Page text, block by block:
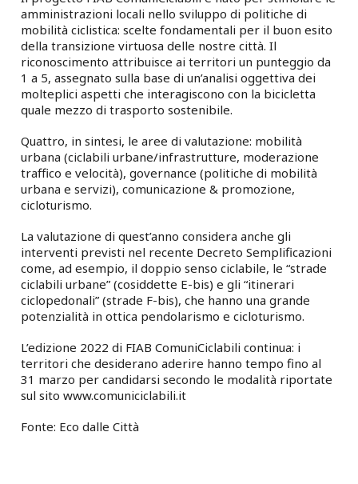
amministrazioni locali nello sviluppo di politiche di
mobilità ciclistica: scelte fondamentali per il buon esito
della transizione virtuosa delle nostre città. Il
riconoscimento attribuisce ai territori un punteggio da
1 a 5, assegnato sulla base di un’analisi oggettiva dei
molteplici aspetti che interagiscono con la bicicletta
quale mezzo di trasporto sostenibile.
Quattro, in sintesi, le aree di valutazione: mobilità
urbana (ciclabili urbane/infrastrutture, moderazione
traffico e velocità), governance (politiche di mobilità
urbana e servizi), comunicazione & promozione,
cicloturismo.
La valutazione di quest’anno considera anche gli
interventi previsti nel recente Decreto Semplificazioni
come, ad esempio, il doppio senso ciclabile, le “strade
ciclabili urbane” (cosiddette E-bis) e gli “itinerari
ciclopedonali” (strade F-bis), che hanno una grande
potenzialità in ottica pendolarismo e cicloturismo.
L’edizione 2022 di FIAB ComuniCiclabili continua: i
territori che desiderano aderire hanno tempo fino al
31 marzo per candidarsi secondo le modalità riportate
sul sito www.comuniciclabili.it
Fonte: Eco dalle Città